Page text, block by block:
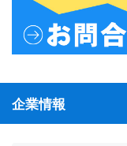
企業情報